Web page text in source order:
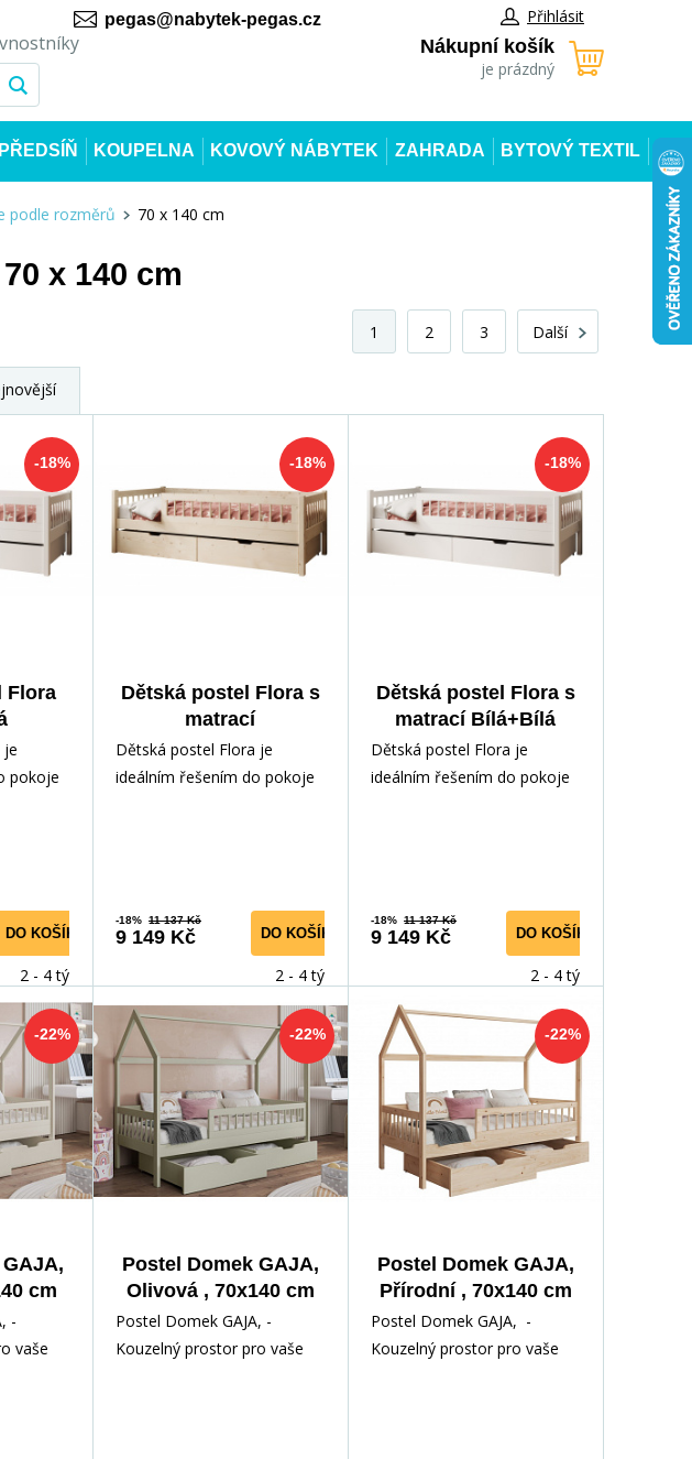
pegas@nabytek-pegas.cz Přihlásit
Nákupní košík
je prázdný
PŘEDSÍŇ KOUPELNA KOVOVÝ NÁBYTEK ZAHRADA BYTOVÝ TEXTIL
podle rozměrů 70 x 140 cm
70 x 140 cm
1 2 3 Další
-18%
Flora
je
pokoje
DO KOŠÍKU
2 - 4 týdny
-18%
Dětská postel Flora s
matrací
Borovice+Borovice
Dětská postel Flora je
ideálním řešením do pokoje
-18% 11 137 Kč
9 149 Kč DO KOŠÍKU
2 - 4 týdny
-18%
Dětská postel Flora s
matrací Bílá+Bílá
Dětská postel Flora je
ideálním řešením do pokoje
-18% 11 137 Kč
9 149 Kč DO KOŠÍKU
2 - 4 týdny
-22%
cm
-
vaše
-22%
Postel Domek GAJA,
Olivová , 70x140 cm
Postel Domek GAJA, -
Kouzelný prostor pro vaše
-22%
Postel Domek GAJA,
Přírodní , 70x140 cm
Postel Domek GAJA, -
Kouzelný prostor pro vaše